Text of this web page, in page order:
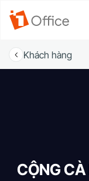
Khách hàng
CỘNG CÀ